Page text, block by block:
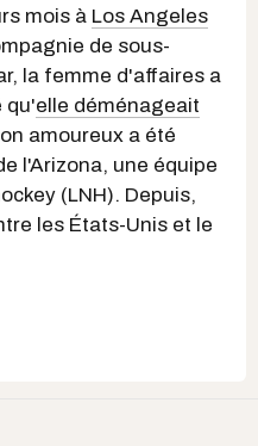
mois à Los Angeles
de sous-
la femme d'affaires a
qu'elle déménageait
amoureux a été
l'Arizona, une équipe
(LNH). Depuis,
les États-Unis et le